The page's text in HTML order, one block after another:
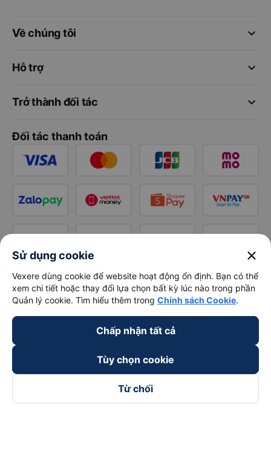
keyboard_arrow_down
Về chúng tôi
keyboard_arrow_down
Hỗ trợ
keyboard_arrow_down
Trở thành đối tác
Đối tác thanh toán
Sử dụng cookie close
Vexere dùng cookie để website hoạt động ổn định. Bạn có thể
xem chi tiết hoặc thay đổi lựa chọn bất kỳ lúc nào trong phần
Quản lý cookie. Tìm hiểu thêm trong Chính sách Cookie.
Chấp nhận tất cả
Tùy chọn cookie
Từ chối